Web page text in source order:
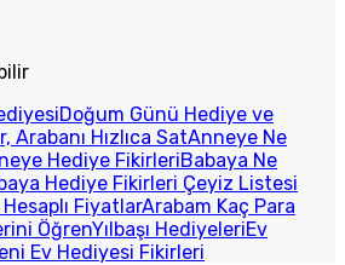
Doğum Günü Hediye ve
Arabanı Hızlıca SatAnneye Ne
Hediye FikirleriBabaya Ne
Hediye Fikirleri Çeyiz Listesi
FiyatlarArabam Kaç Para
ÖğrenYılbaşı HediyeleriEv
Ev Hediyesi Fikirleri